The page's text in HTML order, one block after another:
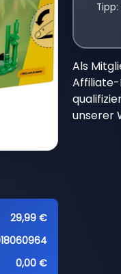
29,99 €
0,00 €
Als
Affiliate-
unserer